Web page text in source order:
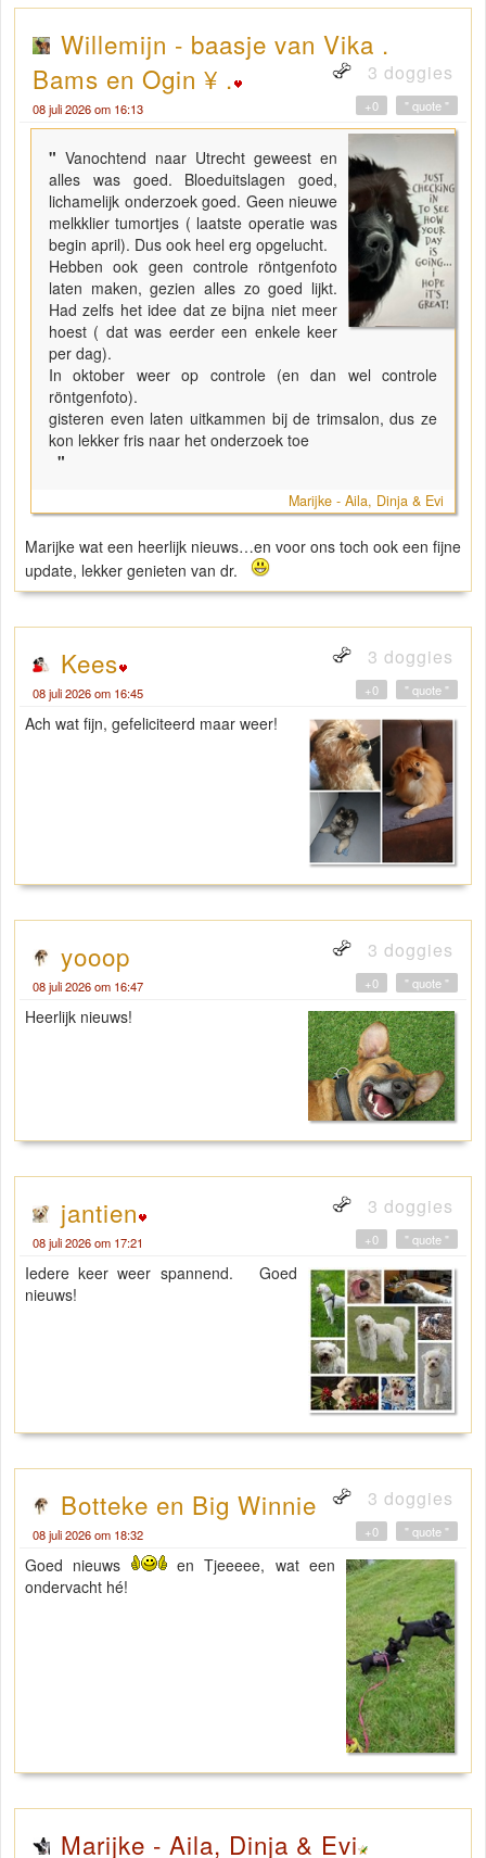
Willemijn - baasje van Vika .
Bams en Ogin ¥ .
3 doggies
08 juli 2026 om 16:13 " quote "
+0
" Vanochtend naar Utrecht geweest en
alles was goed. Bloeduitslagen goed,
lichamelijk onderzoek goed. Geen nieuwe
melkklier tumortjes ( laatste operatie was
begin april). Dus ook heel erg opgelucht.
Hebben ook geen controle röntgenfoto
laten maken, gezien alles zo goed lijkt.
Had zelfs het idee dat ze bijna niet meer
hoest ( dat was eerder een enkele keer
per dag).
In oktober weer op controle (en dan wel controle
röntgenfoto).
gisteren even laten uitkammen bij de trimsalon, dus ze
kon lekker fris naar het onderzoek toe
"
Marijke - Aila, Dinja & Evi
Marijke wat een heerlijk nieuws…en voor ons toch ook een fijne
update, lekker genieten van dr.
Kees 3 doggies
08 juli 2026 om 16:45 " quote "
+0
Ach wat fijn, gefeliciteerd maar weer!
yooop 3 doggies
08 juli 2026 om 16:47 " quote "
+0
Heerlijk nieuws!
jantien 3 doggies
08 juli 2026 om 17:21 " quote "
+0
Iedere keer weer spannend. Goed
nieuws!
Botteke en Big Winnie 3 doggies
08 juli 2026 om 18:32 " quote "
+0
Goed nieuws
en Tjeeeee, wat een
ondervacht hé!
Marijke - Aila, Dinja & Evi